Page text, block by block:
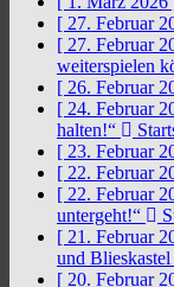
[ 27. Februar
[ 27. Februar
weiterspielen
[ 26. Februar
[ 24. Februar
halten!“
[ 23. Februar
[ 22. Februar
[ 22. Februar
untergeht!“
[ 21. Februar
und Blieskastel
[ 20. Februar